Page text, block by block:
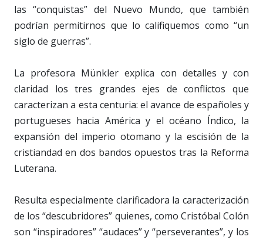
las “conquistas” del Nuevo Mundo, que también
podrían permitirnos que lo califiquemos como “un
siglo de guerras”.
La profesora Münkler explica con detalles y con
claridad los tres grandes ejes de conflictos que
caracterizan a esta centuria: el avance de españoles y
portugueses hacia América y el océano Índico, la
expansión del imperio otomano y la escisión de la
cristiandad en dos bandos opuestos tras la Reforma
Luterana.
Resulta especialmente clarificadora la caracterización
de los “descubridores” quienes, como Cristóbal Colón
son “inspiradores” “audaces” y “perseverantes”, y los